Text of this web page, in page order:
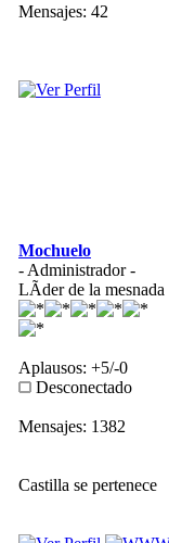
Mensajes: 42
Mochuelo
- Administrador -
LÃ­der de la mesnada
Aplausos: +5/-0
Desconectado
Mensajes: 1382
Castilla se pertenece